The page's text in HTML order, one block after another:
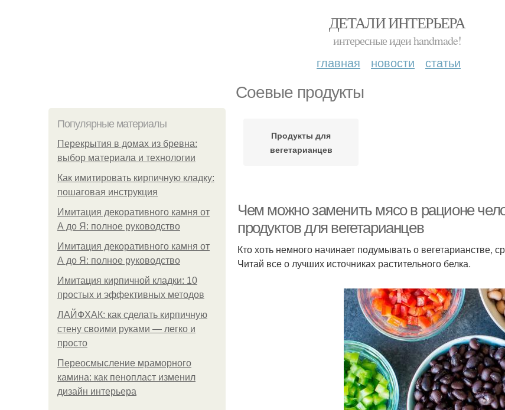
ДЕТАЛИ ИНТЕРЬЕРА
интересные идеи handmade!
главная новости статьи
Соевые продукты
Популярные материалы
Перекрытия в домах из бревна:
выбор материала и технологии
Как имитировать кирпичную кладку:
пошаговая инструкция
Имитация декоративного камня от
А до Я: полное руководство
Имитация декоративного камня от
А до Я: полное руководство
Имитация кирпичной кладки: 10
простых и эффективных методов
ЛАЙФХАК: как сделать кирпичную
стену своими руками — легко и
просто
Переосмысление мраморного
камина: как пенопласт изменил
дизайн интерьера
Продукты для
вегетарианцев
Чем можно заменить мясо в рационе
продуктов для вегетарианцев
Кто хоть немного начинает подумывать о вегетарианстве,
Читай все о лучших источниках растительного белка.